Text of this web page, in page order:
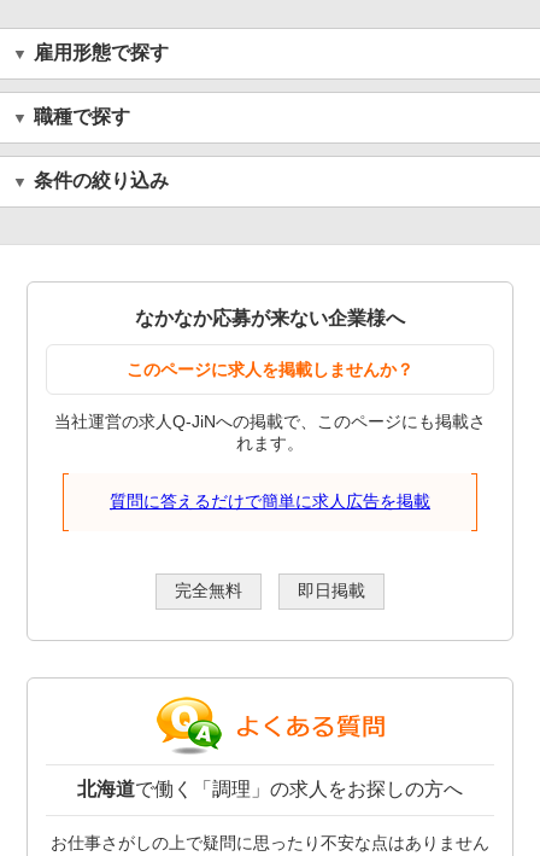
雇用形態で探す
職種で探す
条件の絞り込み
なかなか応募が来ない企業様へ
このページに求人を掲載しませんか？
当社運営の求人Q-JiNへの掲載で、このページにも掲載さ
れます。
質問に答えるだけで簡単に求人広告を掲載
完全無料 即日掲載
北海道で働く「調理」の求人をお探しの方へ
お仕事さがしの上で疑問に思ったり不安な点はありません